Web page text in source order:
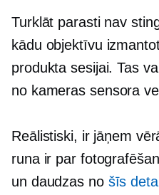
Turklāt parasti nav
kādu objektīvu
produkta sesijai. Tas
no kameras sensora
Reālistiski, ir jāņem
runa ir par
un daudzas no šīs